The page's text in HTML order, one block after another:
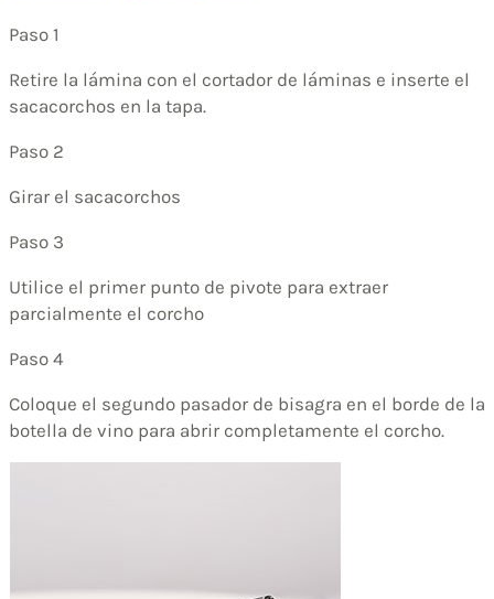
Paso 1
Retire la lámina con el cortador de láminas e inserte el
sacacorchos en la tapa.
Paso 2
Girar el sacacorchos
Paso 3
Utilice el primer punto de pivote para extraer
parcialmente el corcho
Paso 4
Coloque el segundo pasador de bisagra en el borde de la
botella de vino para abrir completamente el corcho.